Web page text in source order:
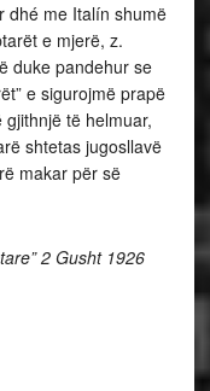
dhé me Italín shumë
e mjerë, z.
duke pandehur se
e sigurojmë prapë
të helmuar,
shtetas jugosllavë
makar për së
2 Gusht 1926